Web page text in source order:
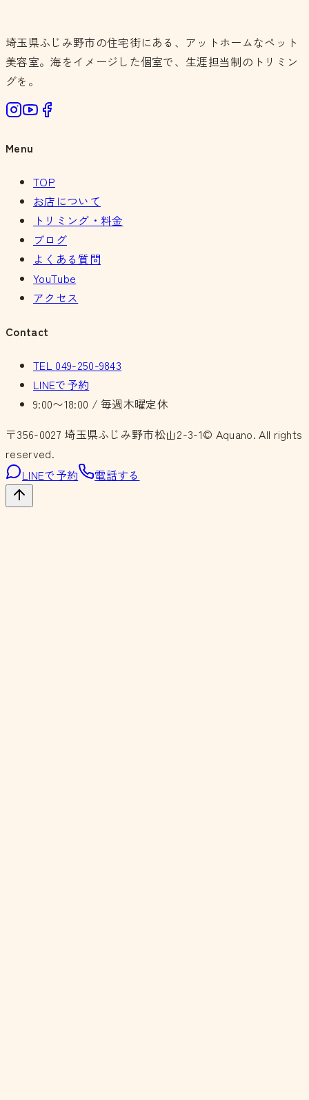
埼玉県ふじみ野市の住宅街にある、アットホームなペット
美容室。海をイメージした個室で、生涯担当制のトリミン
グを。
Menu
TOP
お店について
トリミング・料金
ブログ
よくある質問
YouTube
アクセス
Contact
TEL 049-250-9843
LINEで予約
9:00〜18:00 / 毎週木曜定休
〒356-0027 埼玉県ふじみ野市松山2-3-1© Aquano. All rights
reserved.
LINEで予約
電話する